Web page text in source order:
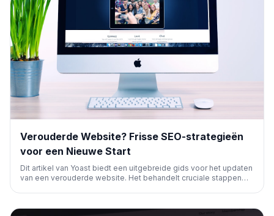
Verouderde Website? Frisse SEO-strategieën
voor een Nieuwe Start
Dit artikel van Yoast biedt een uitgebreide gids voor het updaten
van een verouderde website. Het behandelt cruciale stappen
SEO, inclusief AI-zoekoptimalisatie.